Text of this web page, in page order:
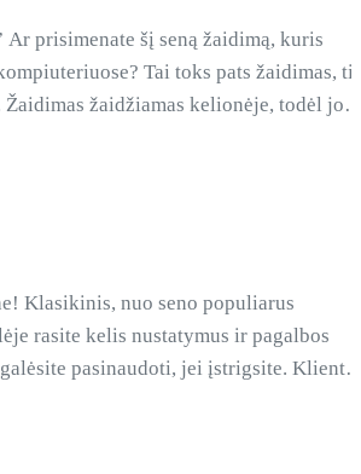
Ar prisimenate šį seną žaidimą, kuris
Tai toks pats žaidimas,
Žaidimas žaidžiamas kelionėje, todėl jo
Klasikinis, nuo seno populiarus
rasite kelis nustatymus ir pagalbos
pasinaudoti, jei įstrigsite. Kliento
minimaliai pakeitėm UI.